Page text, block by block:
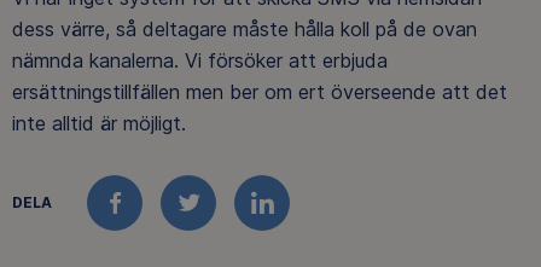
dess värre, så deltagare måste hålla koll på de ovan
nämnda kanalerna. Vi försöker att erbjuda
ersättningstillfällen men ber om ert överseende att det
inte alltid är möjligt.
DELA
FACEBOOKTWITTERLINKEDIN